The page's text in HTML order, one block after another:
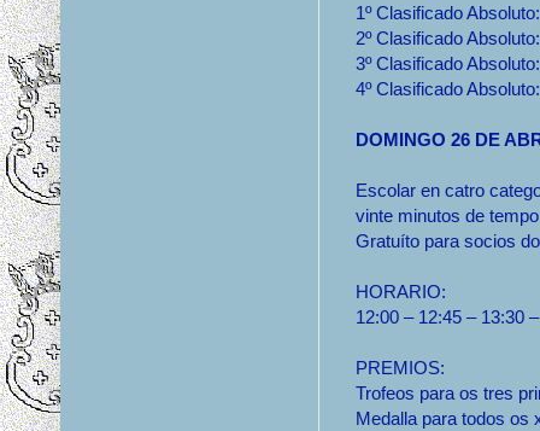
1º Clasificado
2º Clasificado
3º Clasificado
4º Clasificado
DOMINGO 26 DE
Escolar en catro
vinte minutos de
Gratuíto para socios
HORARIO:
12:00 – 12:45 – 13:30
PREMIOS:
Trofeos para os tres
Medalla para todos os